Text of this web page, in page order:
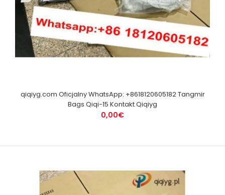
qiqiyg.com Oficjalny WhatsApp: +8618120605182 Tangmir
Bags Qiqi-15 Kontakt Qiqiyg
0,00€